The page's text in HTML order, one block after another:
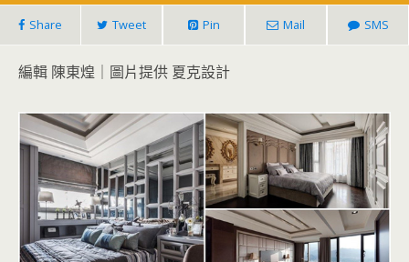
Share Tweet Pin Mail SMS
編輯 陳東煌｜圖片提供 夏克設計